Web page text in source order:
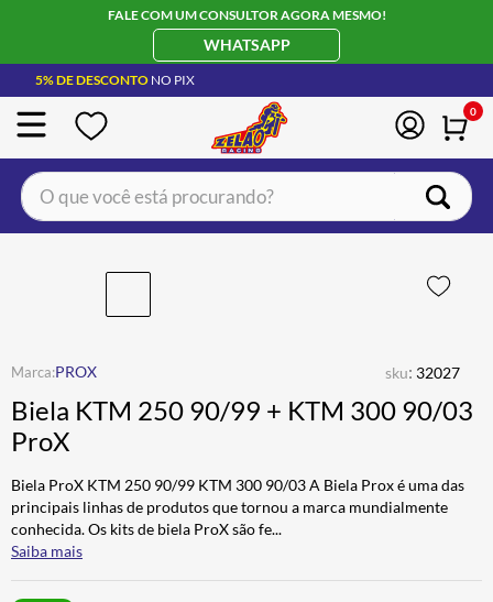
FALE COM UM CONSULTOR AGORA MESMO!
WHATSAPP
5% DE DESCONTO NO PIX
0
O que você está procurando?
PROX sku: 32027
Biela KTM 250 90/99 + KTM 300 90/03
ProX
Biela ProX KTM 250 90/99 KTM 300 90/03 A Biela Prox é uma das
principais linhas de produtos que tornou a marca mundialmente
conhecida. Os kits de biela ProX são fe...
Saiba mais
CAPACETE LS2
BOTA
º
7º CALÇA
8º ALPINESTAR
9º AIROH